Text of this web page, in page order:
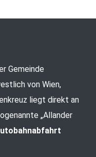
Gemeinde
von Wien,
liegt direkt an
„Allander